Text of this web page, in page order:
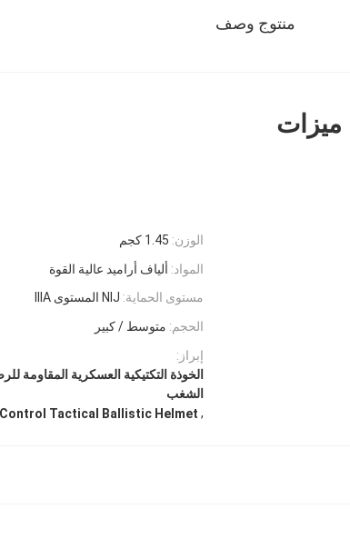
منتوج وصف
ميزات
الوزن: 1.45 كجم
المواد: ألياف أراميد عالية القوة
مستوى الحماية: NIJ المستوى IIIA
الحجم: متوسط ​​/ كبير
إبراز:
الخوذة التكتيكية العسكرية المقاومة
الشغب
,
Tactical Ballistic Helmet